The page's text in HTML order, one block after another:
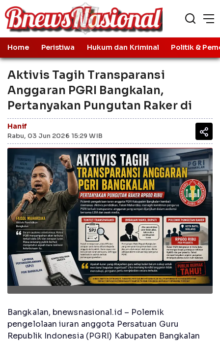
Home Peristiwa Hukum dan Kriminal Politik &
Aktivis Tagih Transparansi
Anggaran PGRI Bangkalan,
Pertanyakan Pungutan Raker di
Hanif
Rabu, 03 Jun 2026 15:29 WIB
Bangkalan, bnewsnasional.id – Polemik
pengelolaan iuran anggota Persatuan Guru
Republik Indonesia (PGRI) Kabupaten Bangkalan